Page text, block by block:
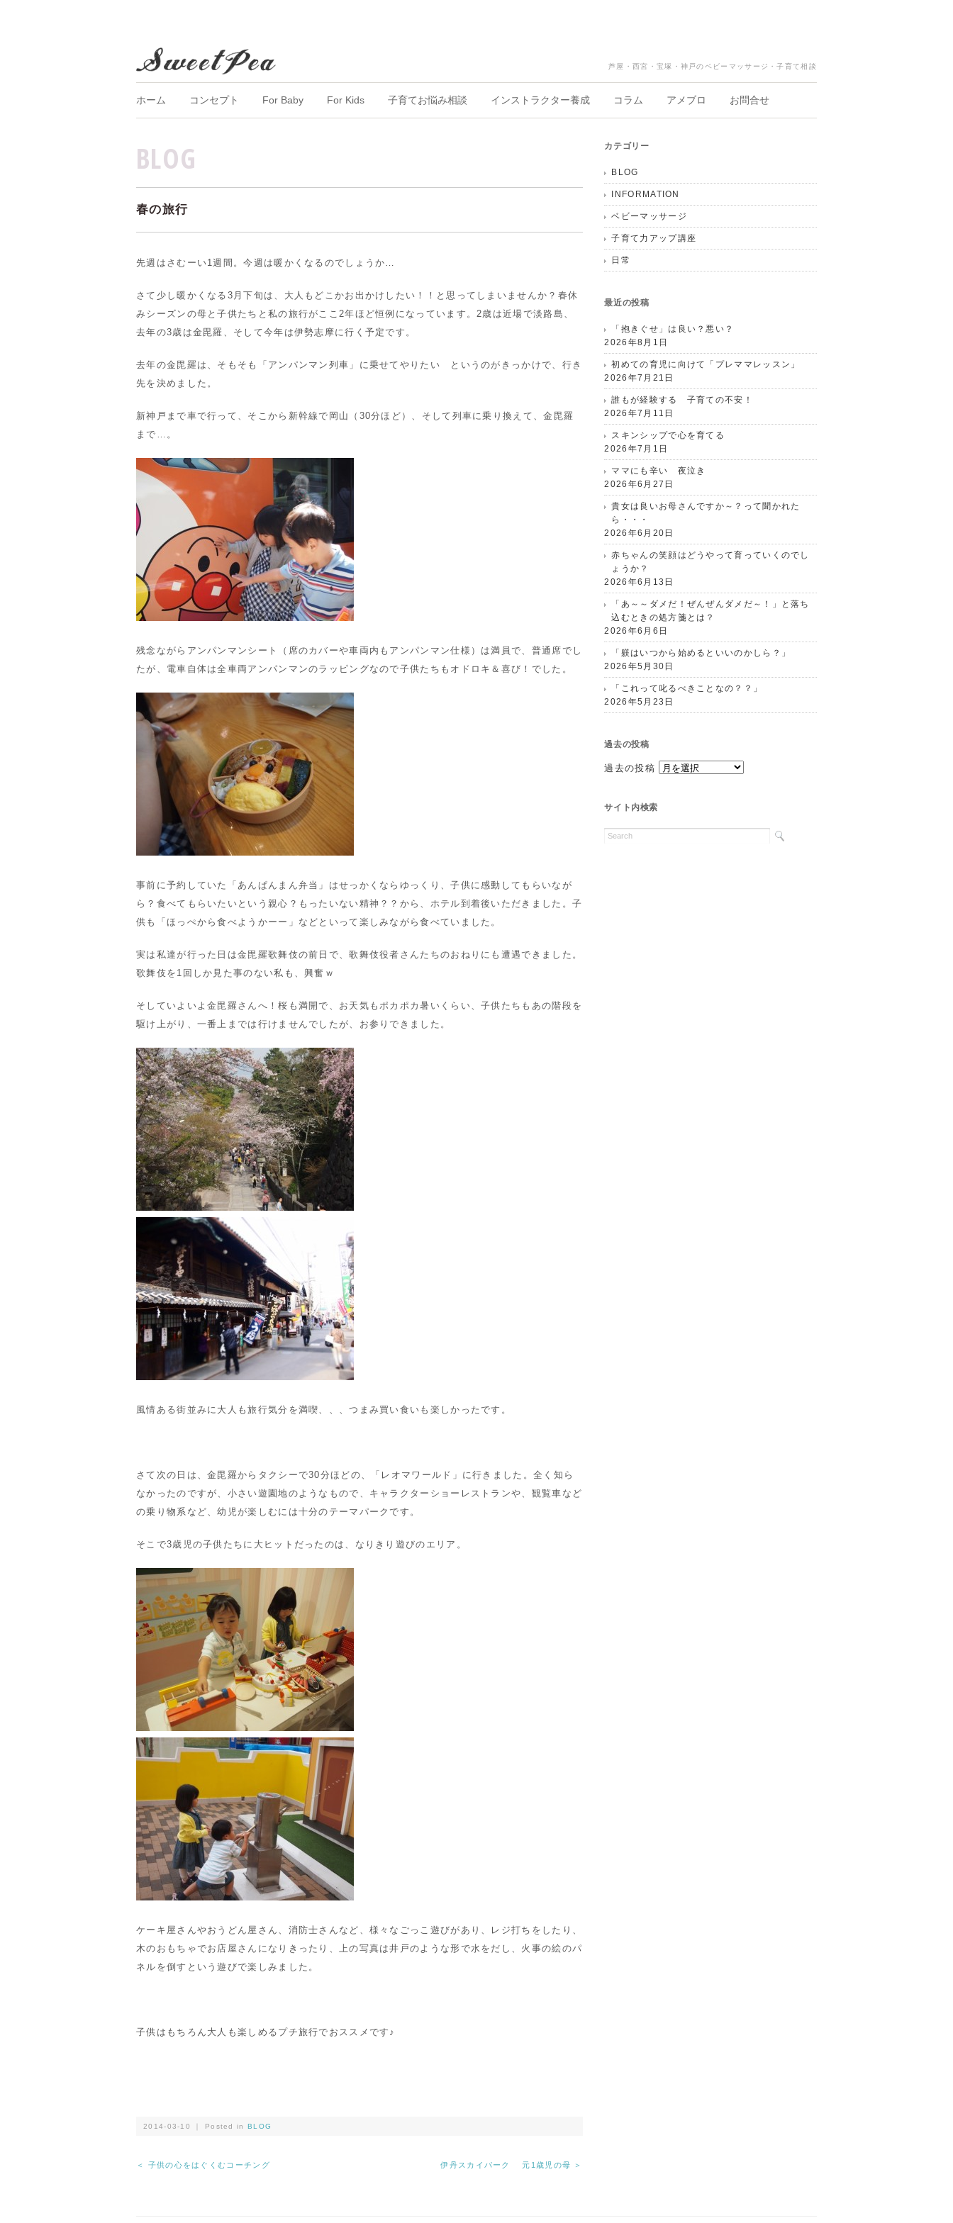
芦屋・西宮・宝塚・神戸のベビーマッサージ・子育て相談
ホーム コンセプト For Baby For Kids 子育てお悩み相談 インストラクター養成 コラム アメブロ お問合せ
BLOG
春の旅行
先週はさむーい1週間。今週は暖かくなるのでしょうか…
さて少し暖かくなる3月下旬は、大人もどこかお出かけしたい！！と思ってしまいませんか？春休
みシーズンの母と子供たちと私の旅行がここ2年ほど恒例になっています。2歳は近場で淡路島、
去年の3歳は金毘羅、そして今年は伊勢志摩に行く予定です。
去年の金毘羅は、そもそも「アンパンマン列車」に乗せてやりたい というのがきっかけで、行き
先を決めました。
新神戸まで車で行って、そこから新幹線で岡山（30分ほど）、そして列車に乗り換えて、金毘羅
まで…。
残念ながらアンパンマンシート（席のカバーや車両内もアンパンマン仕様）は満員で、普通席でし
たが、電車自体は全車両アンパンマンのラッピングなので子供たちもオドロキ＆喜び！でした。
事前に予約していた「あんぱんまん弁当」はせっかくならゆっくり、子供に感動してもらいなが
ら？食べてもらいたいという親心？もったいない精神？？から、ホテル到着後いただきました。子
供も「ほっぺから食べようかーー」などといって楽しみながら食べていました。
実は私達が行った日は金毘羅歌舞伎の前日で、歌舞伎役者さんたちのおねりにも遭遇できました。
歌舞伎を1回しか見た事のない私も、興奮ｗ
そしていよいよ金毘羅さんへ！桜も満開で、お天気もポカポカ暑いくらい、子供たちもあの階段を
駆け上がり、一番上までは行けませんでしたが、お参りできました。
風情ある街並みに大人も旅行気分を満喫、、、つまみ買い食いも楽しかったです。
さて次の日は、金毘羅からタクシーで30分ほどの、「レオマワールド」に行きました。全く知ら
なかったのですが、小さい遊園地のようなもので、キャラクターショーレストランや、観覧車など
の乗り物系など、幼児が楽しむには十分のテーマパークです。
そこで3歳児の子供たちに大ヒットだったのは、なりきり遊びのエリア。
ケーキ屋さんやおうどん屋さん、消防士さんなど、様々なごっこ遊びがあり、レジ打ちをしたり、
木のおもちゃでお店屋さんになりきったり、上の写真は井戸のような形で水をだし、火事の絵のパ
ネルを倒すという遊びで楽しみました。
子供はもちろん大人も楽しめるプチ旅行でおススメです♪
2014-03-10 ｜ Posted in BLOG
＜ 子供の心をはぐくむコーチング 伊丹スカイパーク 元1歳児の母 ＞
カテゴリー
BLOG
INFORMATION
ベビーマッサージ
子育て力アップ講座
日常
最近の投稿
「抱きぐせ」は良い？悪い？
2026年8月1日
初めての育児に向けて「プレママレッスン」
2026年7月21日
誰もが経験する 子育ての不安！
2026年7月11日
スキンシップで心を育てる
2026年7月1日
ママにも辛い 夜泣き
2026年6月27日
貴女は良いお母さんですか～？って聞かれた
ら・・・
2026年6月20日
赤ちゃんの笑顔はどうやって育っていくのでし
ょうか？
2026年6月13日
「あ～～ダメだ！ぜんぜんダメだ～！」と落ち
込むときの処方箋とは？
2026年6月6日
「躾はいつから始めるといいのかしら？」
2026年5月30日
「これって叱るべきことなの？？」
2026年5月23日
過去の投稿
過去の投稿
サイト内検索